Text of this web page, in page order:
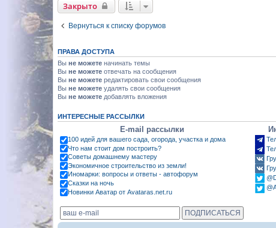
Закрыто
Вернуться к списку форумов
ПРАВА ДОСТУПА
Вы не можете начинать темы
Вы не можете отвечать на сообщения
Вы не можете редактировать свои сообщения
Вы не можете удалять свои сообщения
Вы не можете добавлять вложения
ИНТЕРЕСНЫЕ РАССЫЛКИ
E-mail рассылки
100 идей для вашего сада, огорода, участка и дома
Что нам стоит дом построить?
Советы домашнему мастеру
Экономичное строительство из земли!
Иномарки: вопросы и ответы - автофорум
Сказки на ночь
Новинки Аватар от Avataras.net.ru